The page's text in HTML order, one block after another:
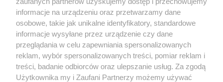
23.08
/NIE/
wyścig /15:00
Serwis internetowy, z którego korzystasz, używa plików
informacje na urządzeniu oraz przetwarzamy dane
osobowe, takie jak unikalne identyfikatory, standardowe
informacje wysyłane przez urządzenie czy dane
przeglądania w celu zapewniania spersonalizowanych
reklam, wybór spersonalizowanych treści, pomiar reklam i
treści, badanie odbiorców oraz ulepszanie usług. Za zgodą
Użytkownika my i Zaufani Partnerzy możemy używać